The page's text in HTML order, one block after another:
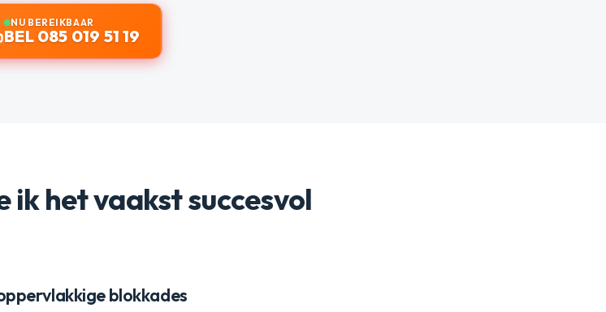
NU BEREIKBAAR
BEL 085 019 51 19
ik het vaakst succesvol
blokkades